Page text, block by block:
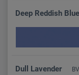
Deep Reddish Blue
Dull Lavender